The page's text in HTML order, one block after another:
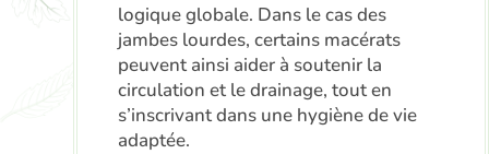
logique globale. Dans le cas des
jambes lourdes, certains macérats
peuvent ainsi aider à soutenir la
circulation et le drainage, tout en
s’inscrivant dans une hygiène de vie
adaptée.